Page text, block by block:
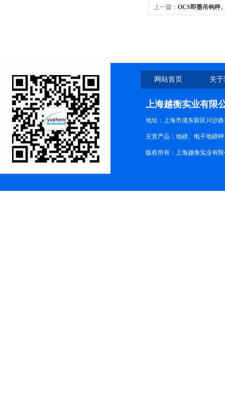
上一篇： OCS即墨吊钩秤
网站首页 关
上海越衡实业有限
地址：上海市浦东新区川沙路
主营产品：地磅、电子地磅
版权所有：上海越衡实业有